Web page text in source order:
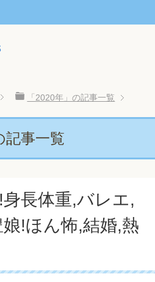
「2020年」の記事一覧
記事一覧
長体重,バレエ,
!ほん怖,結婚,熱